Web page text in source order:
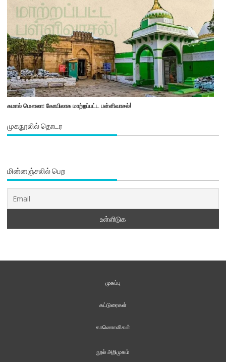
கமால் மௌலா: கோயிலாக மாற்றப்பட்ட பள்ளிவாசல்!
முகநூலில் தொடர
மின்னஞ்சலில் பெற
முகப்பு
கட்டுரைகள்
காணொளிகள்
நூல் அறிமுகம்